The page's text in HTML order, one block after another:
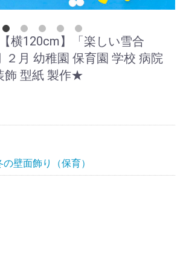
横120cm】「楽しい雪合
２月 幼稚園 保育園 学校 病院
飾 型紙 製作★
の壁面飾り（保育）